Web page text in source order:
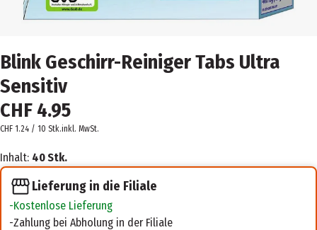
Blink Geschirr-Reiniger Tabs Ultra
Sensitiv
CHF 4.95
CHF 1.24 / 10 Stk.inkl. MwSt.
Inhalt: 40 Stk.
Lieferung in die Filiale
Kostenlose Lieferung
Zahlung bei Abholung in der Filiale